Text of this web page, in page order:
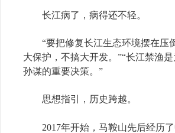
长江病了，病得还不轻。
“要把修复长江生态环境摆在压
大保护，不搞大开发。”“长江禁渔
孙谋的重要决策。”
思想指引，历史跨越。
2017年开始，马鞍山先后经历了